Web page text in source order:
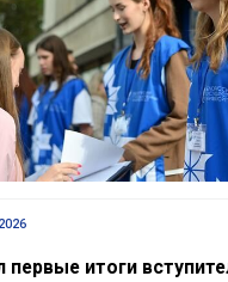
первые итоги